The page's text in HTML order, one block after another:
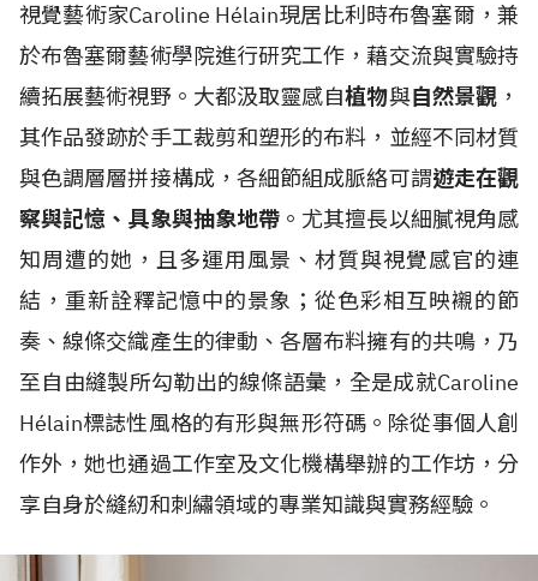
視覺藝術家Caroline Hélain現居比利時布魯塞爾，兼
於布魯塞爾藝術學院進行研究工作，藉交流與實驗持
續拓展藝術視野。大都汲取靈感自植物與自然景觀 ，
其作品發跡於手工裁剪和塑形的布料，並經不同材質
與色調層層拼接構成，各細節組成脈絡可謂遊走在觀
察與記憶、具象與抽象地帶 。尤其擅長以細膩視角感
知周遭的她，且多運用風景、材質與視覺感官的連
結，重新詮釋記憶中的景象；從色彩相互映襯的節
奏、線條交織產生的律動、各層布料擁有的共鳴，乃
至自由縫製所勾勒出的線條語彙，全是成就Caroline
Hélain標誌性風格的有形與無形符碼。除從事個人創
作外，她也通過工作室及文化機構舉辦的工作坊，分
享自身於縫紉和刺繡領域的專業知識與實務經驗。